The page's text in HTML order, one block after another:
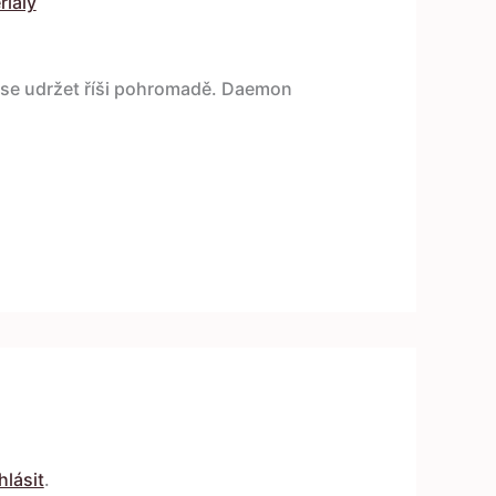
udržet říši pohromadě. Daemon
.